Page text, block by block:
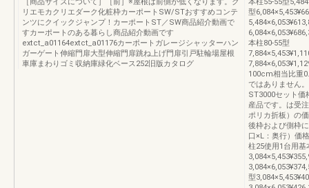
リエモカクリエダーク化粧枠カーポートSW/STおすすめコンテ
ンツにクイックジャンプ！カーポートST／SW商品紹介動画で
すカーポートのある暮らし商品紹介動画です
extct_a01164extct_a01176カーポートガレージシャッターハン
ガーゲート伸縮門扉大型伸縮門扉跳ね上げ門扉引戸駐輪場屋根
車庫まわりゴミ収納庫緑化ベース252旧版カタログ
型
本柱80-55型
100cm相当比重
ではありません
ST3000セット価
産品です。は受
ポリカ折板）の
後枠および側枠
口×L：奥行）価
柱25使用1台用基
型